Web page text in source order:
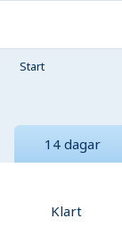
Start
14 dagar
Klart